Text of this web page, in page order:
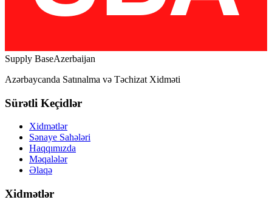
Supply BaseAzerbaijan
Azərbaycanda Satınalma və Təchizat Xidməti
Sürətli Keçidlər
Xidmətlər
Sənaye Sahələri
Haqqımızda
Məqalələr
Əlaqə
Xidmətlər